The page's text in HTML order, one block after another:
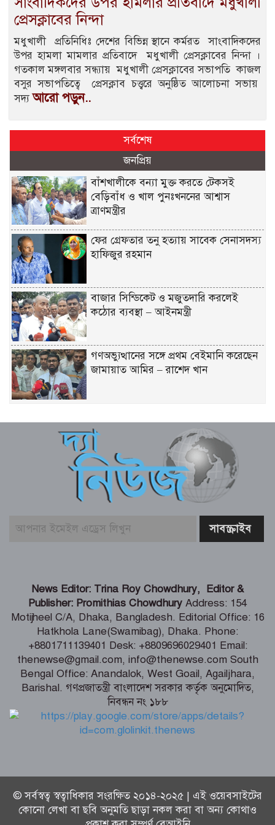
প্রেসক্লাবের নিন্দা
মধুখালী প্রতিনিধিঃ দেশের বিভিন্ন স্থানে কর্মরত সাংবাদিকদের
উপর হামলা মামলার প্রতিবাদে মধুখালী প্রেসক্লাবের নিন্দা ।
গতকাল মঙ্গলবার সন্ধ্যায় মধুখালী প্রেসক্লাবের সভাপতি কাজল
বসুর সভাপতিত্বে প্রেসক্লাব চত্ত্বরে অনুষ্ঠিত আলোচনা সভায়
সদ্যআরো পড়ুন..
সর্বশেষ
জনপ্রিয়
বাঁশখালীকে বন্যা মুক্ত করতে টেকসই
বেড়িবাঁধ ও খাল পুনঃখননের আশ্বাস
ত্রাণমন্ত্রীর
ফের গ্রেফতার তনু হত্যায় সাবেক সেনাসদস্য
হাফিজুর রহমান
বাজার সিন্ডিকেট ও মজুতদারি করলেই
কঠোর ব্যবস্থা – আইনমন্ত্রী
গণঅভ্যুত্থানের সঙ্গে প্রথম বেইমানি করেছেন
জামায়াত আমির – রাশেদ খান
১৫ হাজার ৭১২ জন
বেনাপোল পৌরসভায় যুবদল নেতা ইমদাদুল
হক ইমদাদের গণসংযোগ ও মতবিনিময়
নাটোরের ঐতিহ্যকে সারা বিশ্বে তুলে ধরতে
চাই – বেসামরিক বিমান পরিবহন ও পর্যটন
আঞ্চলিক যুদ্ধের মধ্যে সৌদি আরব, তুরস্ক ও
পাকিস্তানের প্রতিরক্ষা চুক্তি সই
সিরাজগঞ্জে ওভারপাসে উঠতে গিয়ে দুর্ঘটনা,
বাসচালকসহ নিহত ২
যুদ্ধবিরতির ৩০০ দিনে গাজায় ৩০০ শিশু
নিহত
News Editor: Trina Roy Chowdhury, Editor &
Publisher: Promithias Chowdhury Address: 154
Motijheel C/A, Dhaka, Bangladesh. Editorial Office: 16
Hatkhola Lane(Swamibag), Dhaka. Phone:
+8801711139401 Desk: +8809696029401 Email:
thenewse@gmail.com, info@thenewse.com South
Bengal Office: Anandalok, West Goail, Agailjhara,
Barishal. গণপ্রজাতন্ত্রী বাংলাদেশ সরকার কর্তৃক অনুমোদিত,
নিবন্ধন নং ১৮৮
© সর্বস্বত্ব স্বত্বাধিকার সংরক্ষিত ২০১৪-২০২৫ | এই ওয়েবসাইটের
কোনো লেখা বা ছবি অনুমতি ছাড়া নকল করা বা অন্য কোথাও